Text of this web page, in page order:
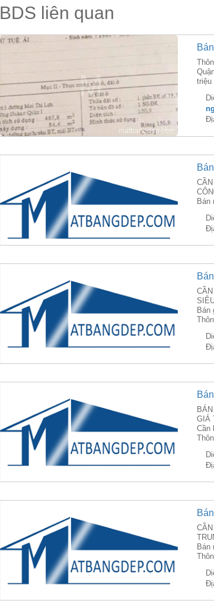
BDS liên quan
triệu
Bán
Bán
GIÁ
Cần
Bán